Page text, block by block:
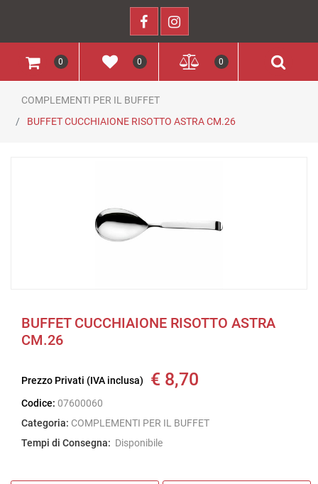
0 0 0
COMPLEMENTI PER IL BUFFET
BUFFET CUCCHIAIONE RISOTTO ASTRA CM.26
BUFFET CUCCHIAIONE RISOTTO ASTRA
CM.26
Prezzo Privati (IVA inclusa) € 8,70
Codice: 07600060
Categoria: COMPLEMENTI PER IL BUFFET
Tempi di Consegna: Disponibile